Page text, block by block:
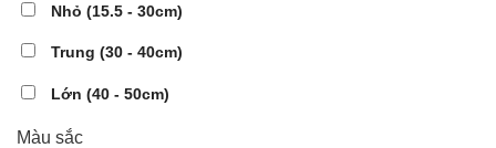
Nhỏ (15.5 - 30cm)
Trung (30 - 40cm)
Lớn (40 - 50cm)
Màu sắc